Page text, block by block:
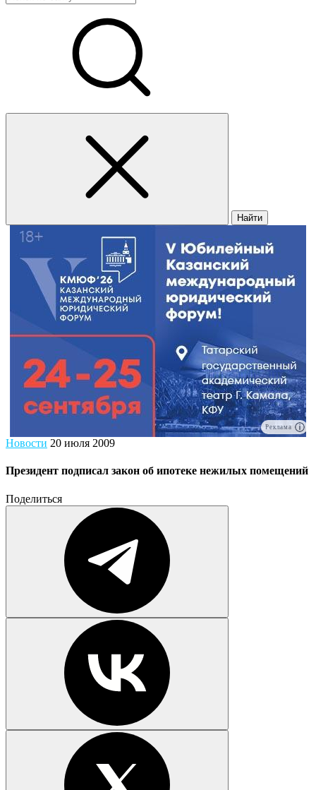
Найти
Реклама
Новости 20 июля 2009
Президент подписал закон об ипотеке нежилых помещений
Поделиться